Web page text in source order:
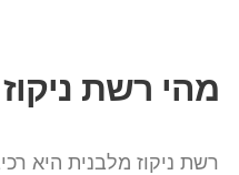
מהי רשת
רשת ניקוז מלבנית היא